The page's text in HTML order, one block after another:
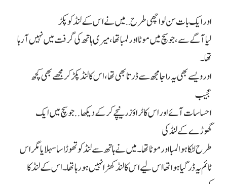
اور ایک بات سن لو اچھی طرح… میں نے اس کے لنڈ کو پکڑ
لیا آگے سے، جو سچ میں موٹا اور لمبا تھا، میری ہاتھ کی گرفت میں نہیں آ رہا
تھا۔
اور ویسے بھی یہ راجا مجھ سے ڈرتا بھی تھا، اس کا لنڈ پکڑ کر مجھے بھی کچھ
عجیب
احساسات آئے اور اس کا ٹراؤزر نیچے کر کے دیکھا.. جو سچ میں ایک
گھوڑے کے لنڈ کی
طرح لٹکا ہوا لمبا اور موٹا تھا۔ میں نے ہاتھ سے لنڈ کو تھوڑا سا سہلایا مگر اس
ٹائم یہ ڈر گیا ہوا تھا اس لیے اس کا لنڈ کھڑا نہیں ہو رہا تھا۔ اس کے لنڈ کا